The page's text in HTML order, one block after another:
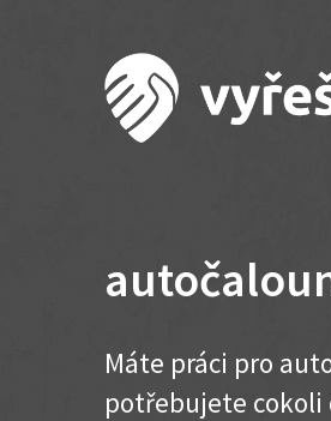
Máte práci pro
potřebujete cokoli